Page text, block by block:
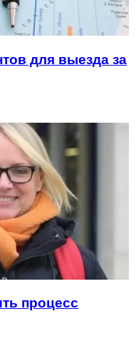
для выезда за
процесс